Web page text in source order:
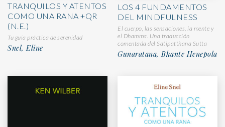
TRANQUILOS Y ATENTOS
COMO UNA RANA +QR
(N.E.)
Tu guía práctica de serenidad
Snel, Eline
LOS 4 FUNDAMENTOS
DEL MINDFULNESS
El cuerpo, las sensaciones, la mente y
el Dhamma. Una traducción
comentada del Satipatthana Sutta
Gunaratana, Bhante Henepola